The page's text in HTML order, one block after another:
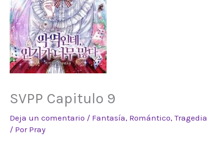
SVPP Capitulo 9
Deja un comentario / Fantasía, Romántico, Tragedia
/ Por Pray